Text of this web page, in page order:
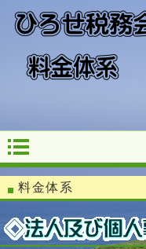
料金体系